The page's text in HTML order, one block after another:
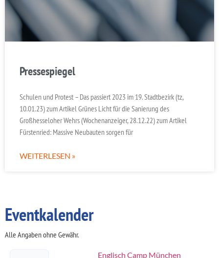
Pressespiegel
Schulen und Protest – Das passiert 2023 im 19. Stadtbezirk (tz,
10.01.23) zum Artikel Grünes Licht für die Sanierung des
Großhesseloher Wehrs (Wochenanzeiger, 28.12.22) zum Artikel
Fürstenried: Massive Neubauten sorgen für
WEITERLESEN »
Eventkalender
Alle Angaben ohne Gewähr.
Englisch Camp München